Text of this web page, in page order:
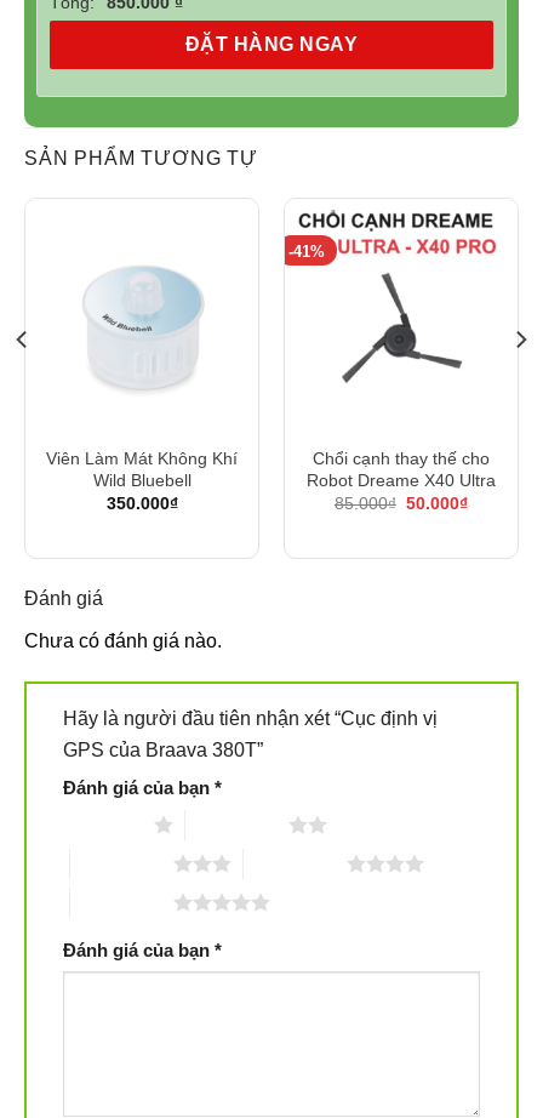
ĐẶT HÀNG NGAY
SẢN PHẨM TƯƠNG TỰ
Viên Làm Mát Không Khí
Wild Bluebell
350.000₫
-41%
Chổi cạnh thay thế cho
Robot Dreame X40 Ultra
85.000₫ Giá
85.000₫.
50.000₫Giá
là:
Đánh giá
Chưa có đánh giá nào.
Hãy là người đầu tiên nhận xét “Cục định vị
GPS của Braava 380T”
Đánh giá của bạn *
Đánh giá của bạn *